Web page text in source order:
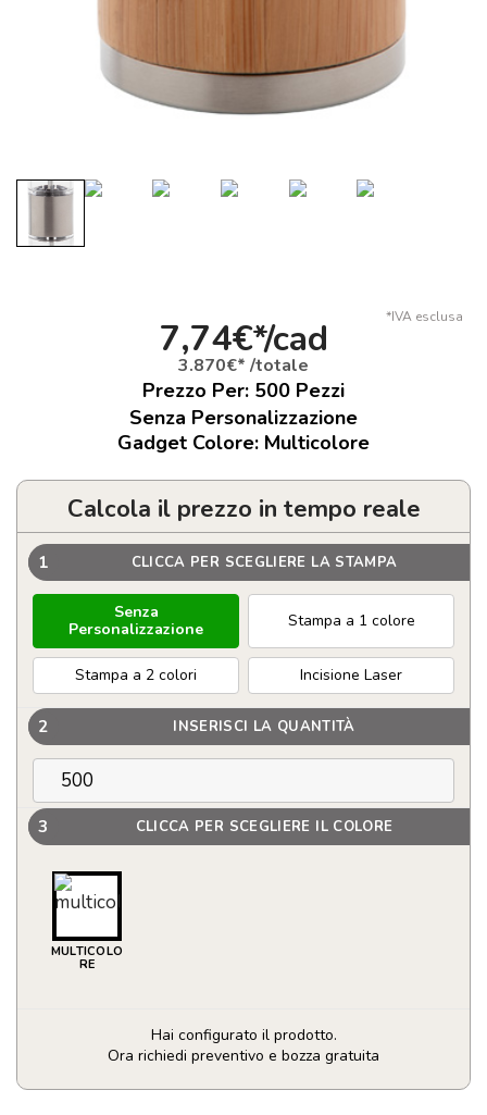
*IVA esclusa
7,74€*/cad
3.870€* /totale
Prezzo Per: 500 Pezzi
Senza Personalizzazione
Gadget Colore: Multicolore
Calcola il prezzo in tempo reale
1 CLICCA PER SCEGLIERE LA STAMPA
Senza
Personalizzazione
Stampa a 1 colore
Stampa a 2 colori Incisione Laser
2 INSERISCI LA QUANTITÀ
3 CLICCA PER SCEGLIERE IL COLORE
MULTICOLO
RE
Hai configurato il prodotto.
Ora richiedi preventivo e bozza gratuita
Macinino